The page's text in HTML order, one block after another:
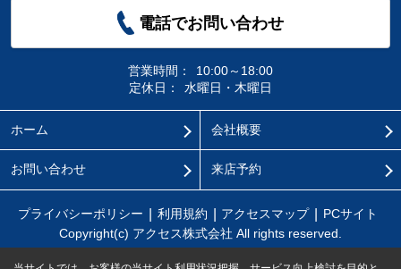
電話でお問い合わせ
営業時間：
10:00～18:00
定休日：
水曜日・木曜日
ホーム 会社概要
お問い合わせ 来店予約
プライバシーポリシー 利用規約 アクセスマップ
PCサイト
Copyright(c) アクセス株式会社 All rights reserved.